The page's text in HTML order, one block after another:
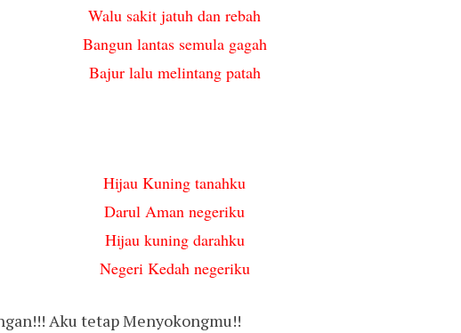
Walu sakit jatuh dan rebah
Bangun lantas semula gagah
Bajur lalu melintang patah
Hijau Kuning tanahku
Darul Aman negeriku
Hijau kuning darahku
Negeri Kedah negeriku
Aku tetap Menyokongmu!!